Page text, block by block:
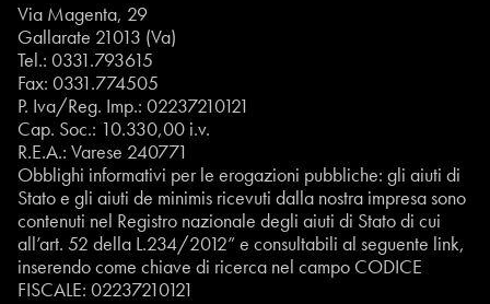
Via Magenta, 29
Gallarate 21013 (Va)
Tel.: 0331.793615
Fax: 0331.774505
P. Iva/Reg. Imp.: 02237210121
Cap. Soc.: 10.330,00 i.v.
R.E.A.: Varese 240771
Obblighi informativi per le erogazioni pubbliche: gli aiuti di
Stato e gli aiuti de minimis ricevuti dalla nostra impresa sono
contenuti nel Registro nazionale degli aiuti di Stato di cui
all’art. 52 della L.234/2012” e consultabili al seguente link,
inserendo come chiave di ricerca nel campo CODICE
FISCALE: 02237210121